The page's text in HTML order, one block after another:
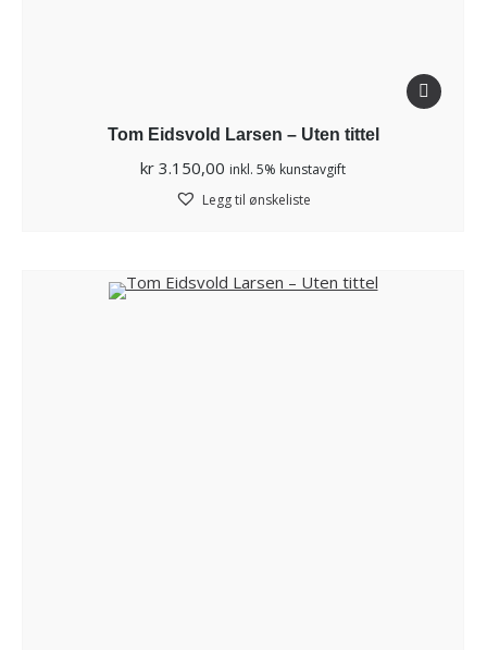
Tom Eidsvold Larsen – Uten tittel
kr 3.150,00 inkl. 5% kunstavgift
Legg til ønskeliste